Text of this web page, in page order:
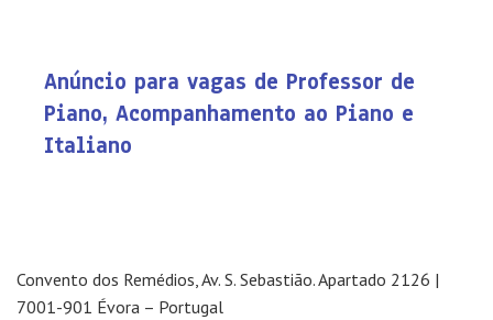
Anúncio para vagas de Professor de
Piano, Acompanhamento ao Piano e
Italiano
Convento dos Remédios, Av. S. Sebastião. Apartado 2126 |
7001-901 Évora – Portugal